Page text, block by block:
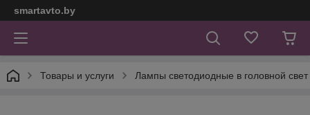
smartavto.by
Товары и услуги Лампы светодиодные в головной